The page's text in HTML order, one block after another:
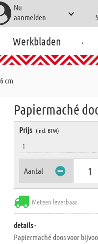
Nu
aanmelden
Werkbladen .
cm
Papiermaché
Prijs (incl. BTW)
1
Aantal
Meteen leverbaar
details -
Papiermaché doos voor